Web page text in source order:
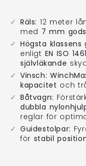
Räls: 12 meter
med 7 mm
Högsta klassens
enligt EN ISO 1461
självläkande
Vinsch:
kapacitet och
Båtvagn:
dubbla
reglar för
Guidestolpar:
för stabil